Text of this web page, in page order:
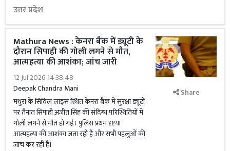
उत्तर प्रदेश
Mathura News : केनरा बैंक में ड्यूटी के
दौरान सिपाही की गोली लगने से मौत,
आत्महत्या की आशंका; जांच जारी
12 Jul 2026 14:38:48
Deepak Chandra Mani
मथुरा के सिविल लाइंस स्थित केनरा बैंक में सुरक्षा ड्यूटी
पर तैनात सिपाही अजीत सिंह की संदिग्ध परिस्थितियों में
गोली लगने से मौत हो गई। पुलिस प्रथम दृष्टया
आत्महत्या की आशंका जता रही है और सभी पहलुओं की
जांच कर रही है।
Share